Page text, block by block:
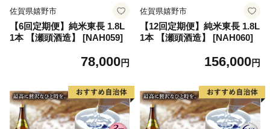
佐賀県嬉野市
【6回定期便】純米東長 1.8L
1本 【瀬頭酒造】 [NAH059]
78,000円
佐賀県嬉野市
【12回定期便】純米東長 1.8L
1本 【瀬頭酒造】 [NAH060]
156,000円